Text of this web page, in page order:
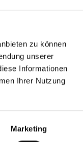
zu können
unserer
Informationen
Ihrer Nutzung
Marketing
Strick,